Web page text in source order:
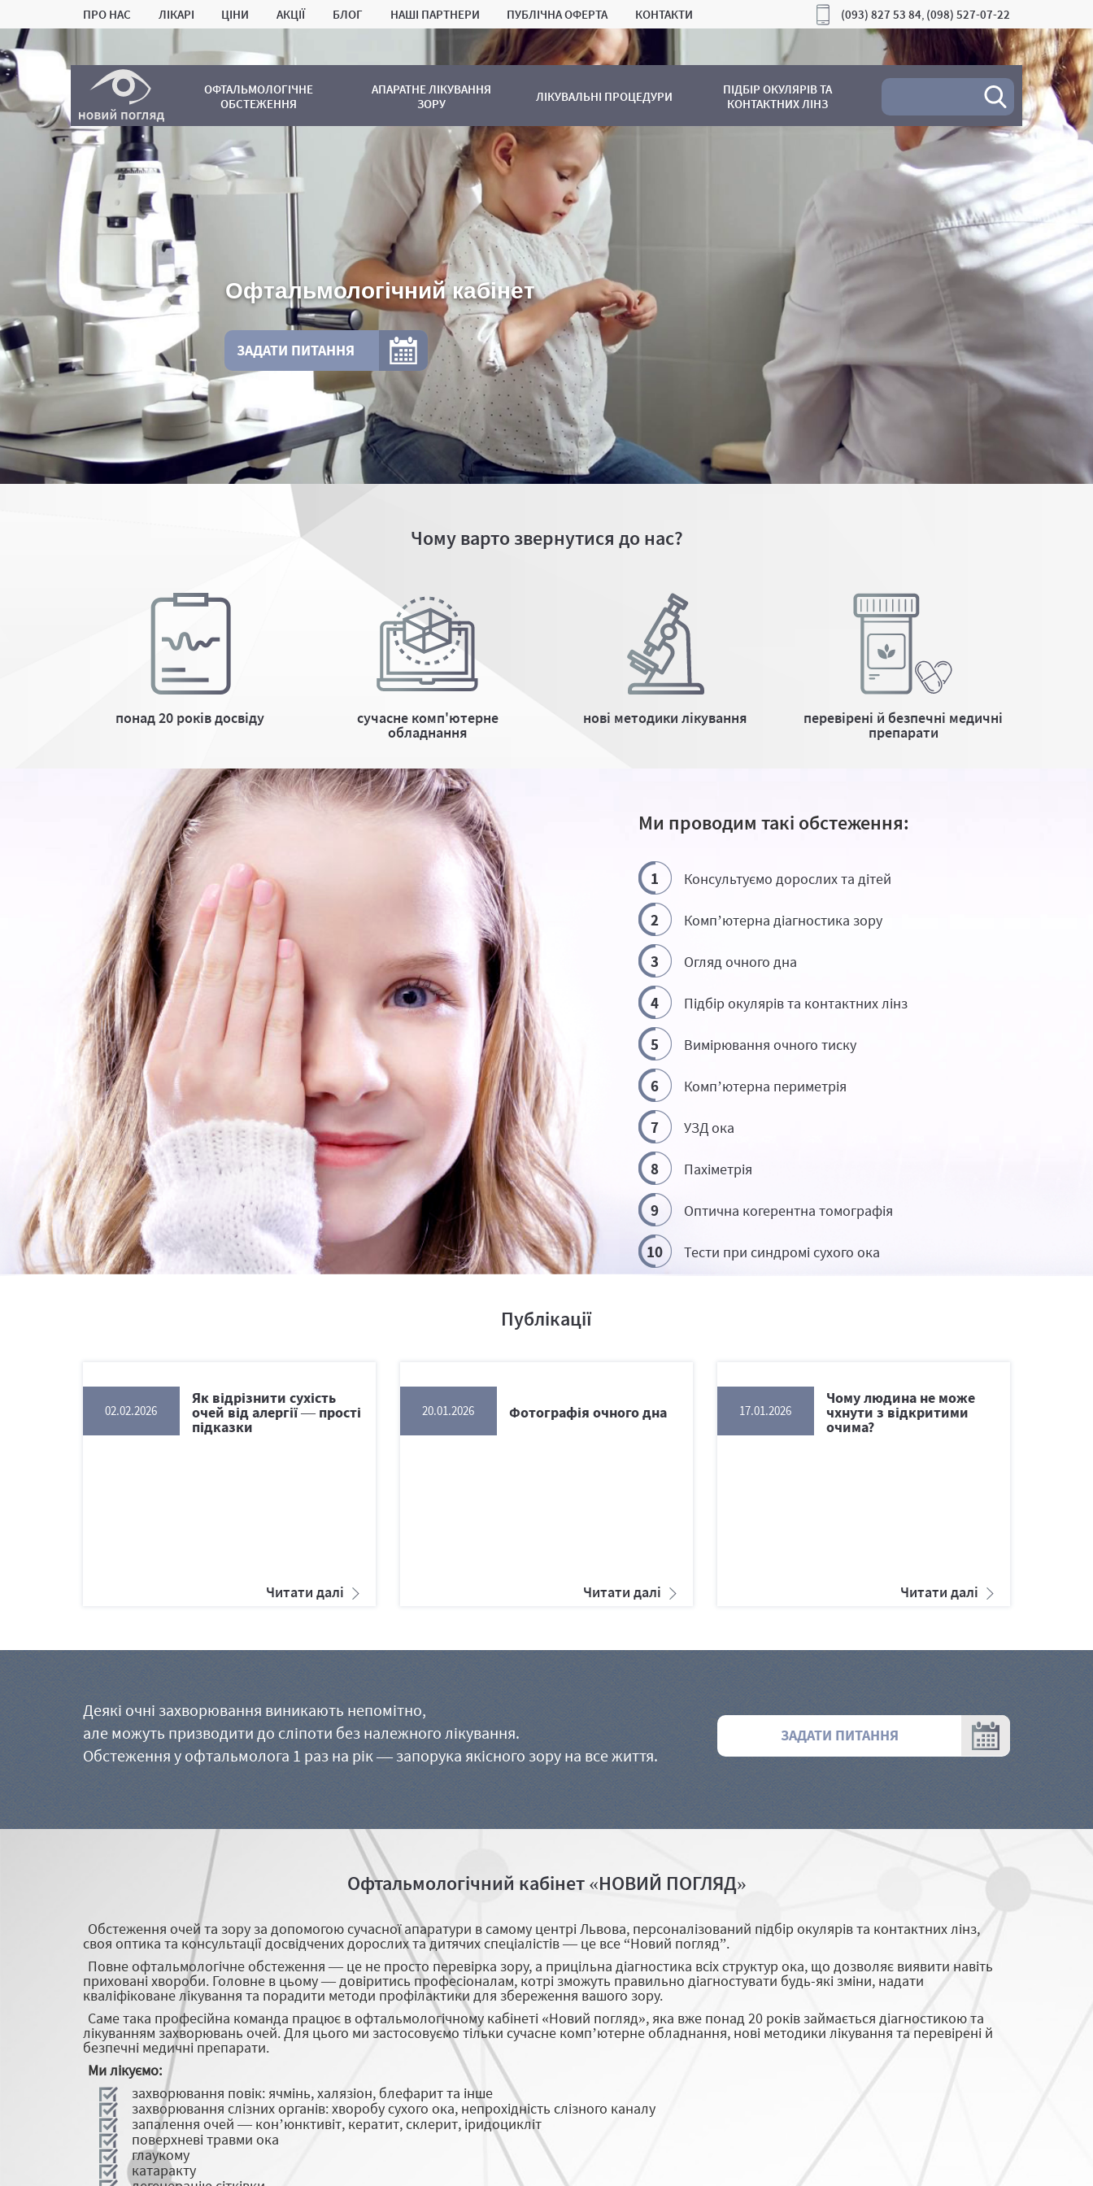
(093) 827 53 84 (098) 527-07-22
ПРО НАС ЛІКАРІ ЦІНИ АКЦІЇ БЛОГ НАШІ ПАРТНЕРИ ПУБЛІЧНА ОФЕРТА КОНТАКТИ
ОФТАЛЬМОЛОГІЧНЕ
ОБСТЕЖЕННЯ
АПАРАТНЕ ЛІКУВАННЯ
ЗОРУ
ЛІКУВАЛЬНІ ПРОЦЕДУРИ
ПІДБІР ОКУЛЯРІВ ТА
КОНТАКТНИХ ЛІНЗ
Офтальмологічний кабінет
ЗАДАТИ ПИТАННЯ
Чому варто звернутися до нас?
понад 20 років досвіду сучасне комп'ютерне
обладнання
нові методики лікування перевірені й безпечні медичні
препарати
Ми проводим такі обстеження:
1 Консультуємо дорослих та дітей
2 Комп’ютерна діагностика зору
3 Огляд очного дна
4 Підбір окулярів та контактних лінз
5 Вимірювання очного тиску
6 Комп’ютерна периметрія
7 УЗД ока
8 Пахіметрія
9 Оптична когерентна томографія
10 Тести при синдромі сухого ока
Публікації
02.02.2026
Як відрізнити сухість
очей від алергії — прості
підказки
Читати далі
20.01.2026 Фотографія очного дна
Читати далі
17.01.2026
Чому людина не може
чхнути з відкритими
очима?
Читати далі
Деякі очні захворювання виникають непомітно,
але можуть призводити до сліпоти без належного лікування.
Обстеження у офтальмолога 1 раз на рік — запорука якісного зору на все життя.
ЗАДАТИ ПИТАННЯ
Офтальмологічний кабінет «НОВИЙ ПОГЛЯД»
Обстеження очей та зору за допомогою сучасної апаратури в самому центрі Львова, персоналізований підбір окулярів та контактних лінз,
своя оптика та консультації досвідчених дорослих та дитячих спеціалістів — це все “Новий погляд”.
Повне офтальмологічне обстеження — це не просто перевірка зору, а прицільна діагностика всіх структур ока, що дозволяє виявити навіть
приховані хвороби. Головне в цьому — довіритись професіоналам, котрі зможуть правильно діагностувати будь-які зміни, надати
кваліфіковане лікування та порадити методи профілактики для збереження вашого зору.
Саме така професійна команда працює в офтальмологічному кабінеті «Новий погляд», яка вже понад 20 років займається діагностикою та
лікуванням захворювань очей. Для цього ми застосовуємо тільки сучасне комп’ютерне обладнання, нові методики лікування та перевірені й
безпечні медичні препарати.
Ми лікуємо:
захворювання повік: ячмінь, халязіон, блефарит та інше
захворювання слізних органів: хворобу сухого ока, непрохідність слізного каналу
запалення очей — кон’юнктивіт, кератит, склерит, іридоцикліт
поверхневі травми ока
глаукому
катаракту